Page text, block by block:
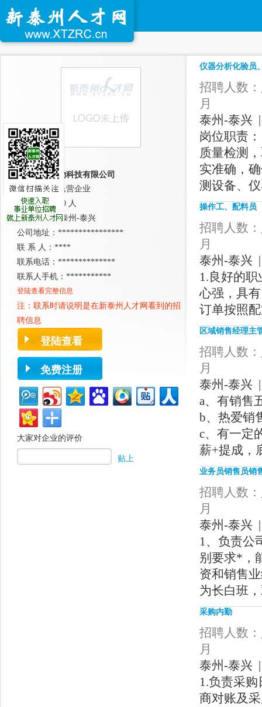
江苏誉禾生物科技有限公司
公司性质：民营企业
公司规模：10 人
所在城市： 泰州-泰兴
公司地址：****************
联 系 人：****
联系电话：**************
联系人手机：***********
登陆查看完整信息
注：联系时请说明是在新泰州人才网 看到的招
聘信息
登陆查看
免费注册
大家对企业的评价
贴上
仪器分析化验员
招聘人数
月
泰州-泰兴
岗位职责
质量检测
实准确，
测设备、
操作工、配料员
招聘人数
月
泰州-泰兴
1.良好的
心强，具
订单按照
区域销售经理主
招聘人数
月
泰州-泰兴
a、有销售
b、热爱销
c、有一定
薪+提成，
业务员销售员销
招聘人数
月
泰州-泰兴
1、负责公
别要求*，
资和销售
为长白班
采购内勤
招聘人数
月
泰州-泰兴
1.负责采
商对账及